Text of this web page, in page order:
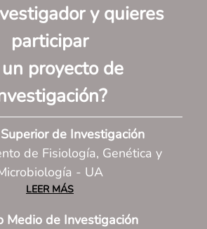
y quieres
participar
proyecto de
?
de Investigación
de Fisiología, Genética y
- UA
LEER MÁS
Medio de Investigación